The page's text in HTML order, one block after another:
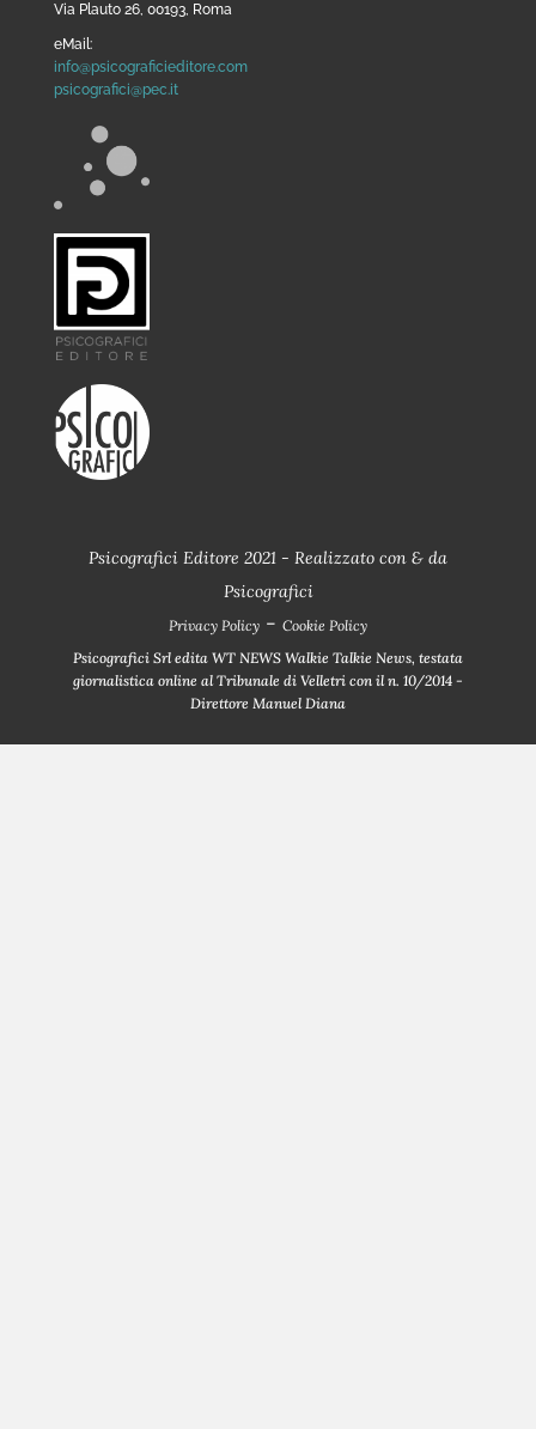
Via Plauto 26, 00193, Roma
eMail:
info@psicograficieditore.com
psicografici@pec.it
Psicografici Editore 2021 - Realizzato con & da
Psicografici
Privacy Policy - Cookie Policy
Psicografici Srl edita WT NEWS Walkie Talkie News, testata
giornalistica online al Tribunale di Velletri con il n. 10/2014 -
Direttore Manuel Diana